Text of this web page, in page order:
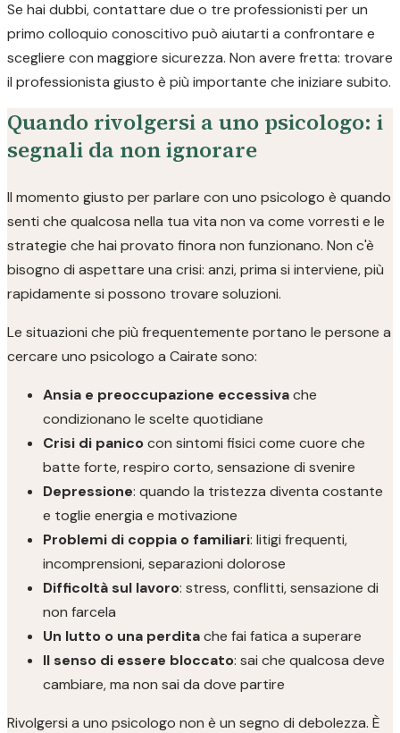
Se hai dubbi, contattare due o tre professionisti per un
primo colloquio conoscitivo può aiutarti a confrontare e
scegliere con maggiore sicurezza. Non avere fretta: trovare
il professionista giusto è più importante che iniziare subito.
Quando rivolgersi a uno psicologo: i
segnali da non ignorare
Il momento giusto per parlare con uno psicologo è quando
senti che qualcosa nella tua vita non va come vorresti e le
strategie che hai provato finora non funzionano. Non c'è
bisogno di aspettare una crisi: anzi, prima si interviene, più
rapidamente si possono trovare soluzioni.
Le situazioni che più frequentemente portano le persone a
cercare uno psicologo a Cairate sono:
Ansia e preoccupazione eccessivache
condizionano le scelte quotidiane
Crisi di panicocon sintomi fisici come cuore che
batte forte, respiro corto, sensazione di svenire
Depressione: quando la tristezza diventa costante
e toglie energia e motivazione
Problemi di coppia o familiari: litigi frequenti,
incomprensioni, separazioni dolorose
Difficoltà sul lavoro: stress, conflitti, sensazione di
non farcela
Un lutto o una perditache fai fatica a superare
Il senso di essere bloccato: sai che qualcosa deve
cambiare, ma non sai da dove partire
Rivolgersi a uno psicologo non è un segno di debolezza. È